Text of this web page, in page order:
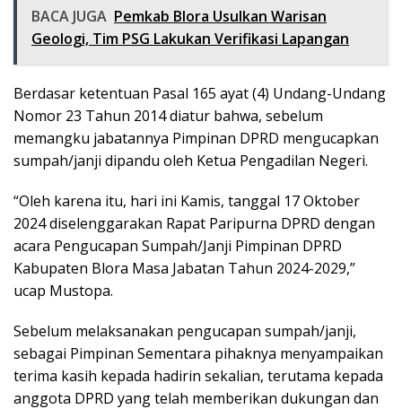
BACA JUGA Pemkab Blora Usulkan Warisan
Geologi, Tim PSG Lakukan Verifikasi Lapangan
Berdasar ketentuan Pasal 165 ayat (4) Undang-Undang
Nomor 23 Tahun 2014 diatur bahwa, sebelum
memangku jabatannya Pimpinan DPRD mengucapkan
sumpah/janji dipandu oleh Ketua Pengadilan Negeri.
“Oleh karena itu, hari ini Kamis, tanggal 17 Oktober
2024 diselenggarakan Rapat Paripurna DPRD dengan
acara Pengucapan Sumpah/Janji Pimpinan DPRD
Kabupaten Blora Masa Jabatan Tahun 2024-2029,”
ucap Mustopa.
Sebelum melaksanakan pengucapan sumpah/janji,
sebagai Pimpinan Sementara pihaknya menyampaikan
terima kasih kepada hadirin sekalian, terutama kepada
anggota DPRD yang telah memberikan dukungan dan